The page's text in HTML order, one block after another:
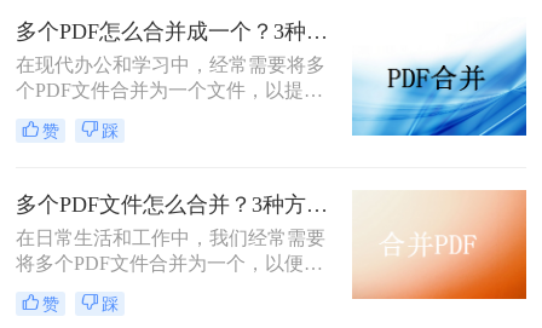
多个PDF怎么合并成一个？3种方法，1分钟全搞定！！
在现代办公和学习中，经常需要将多
个PDF文件合并为一个文件，以提高
文档管理的便利性和效率。那么多个
pdf怎么合并成一个pdf呢？本文将介
赞 踩
多个PDF文件怎么合并？3种方法，1分钟轻松搞定！!
在日常生活和工作中，我们经常需要
将多个PDF文件合并为一个，以便于
分享、存档或打印。那么如何合并pdf
文件呢？本文将介绍三种常用的PDF
赞 踩